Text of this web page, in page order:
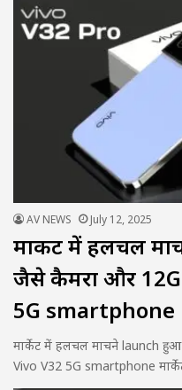
AV NEWS July 12, 2025
मार्केट में हलचल
जैसे कैमरा और
5G smartphone
मार्केट में हलचल माचने launch
Vivo V32 5G smartphone